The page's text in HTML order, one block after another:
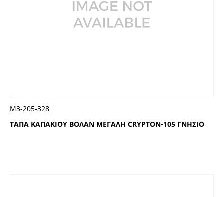
ΤΑΠΑ ΚΑΠΑΚΙΟΥ ΒΟΛΑΝ ΜΕΓΑΛΗ CRYPTON-105 ΓΝΗΣΙΟ
Μ3-205-328